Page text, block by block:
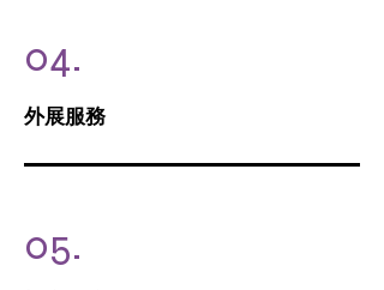
04.
外展服務
05.